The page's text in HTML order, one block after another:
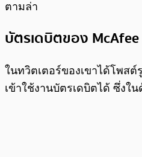
ตามล่า
บัตรเดบิตของ McAfee
ในทวิตเตอร์ของเขาได้โพสต์
เข้าใช้งานบัตรเดบิตได้ ซึ่ง